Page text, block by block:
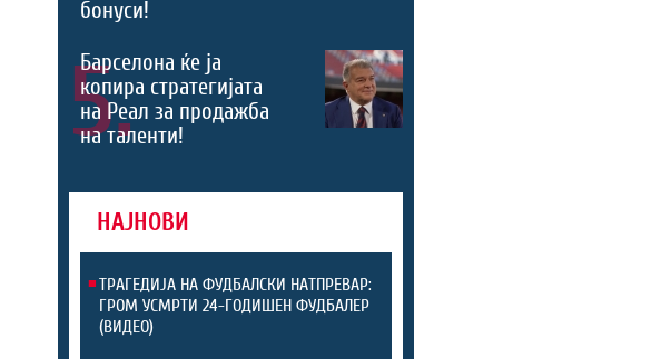
бонуси!
5.
Барселона ќе ја
копира стратегијата
на Реал за продажба
на таленти!
НАЈНОВИ
ТРАГЕДИЈА НА ФУДБАЛСКИ НАТПРЕВАР:
ГРОМ УСМРТИ 24-ГОДИШЕН ФУДБАЛЕР
(ВИДЕО)